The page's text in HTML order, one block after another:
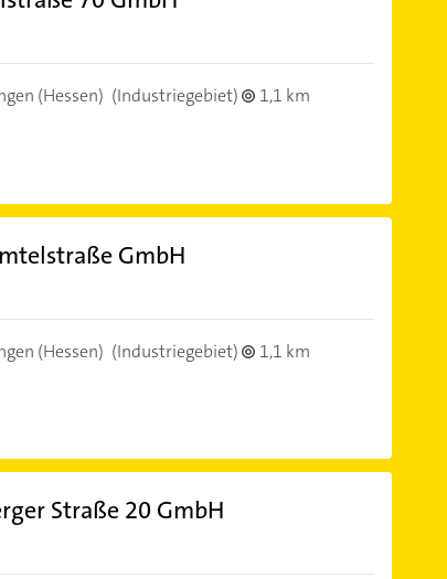
(Hessen) (Industriegebiet)
1,1 km
GmbH
(Hessen) (Industriegebiet)
1,1 km
Straße 20 GmbH